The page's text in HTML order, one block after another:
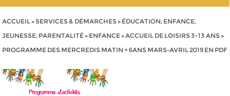
ACCUEIL» SERVICES & DÉMARCHES» ÉDUCATION, ENFANCE,
JEUNESSE, PARENTALITÉ» ENFANCE»ACCUEIL DE LOISIRS 3-13 ANS»
PROGRAMME DES MERCREDIS MATIN + 6ANS MARS-AVRIL 2019 EN PDF